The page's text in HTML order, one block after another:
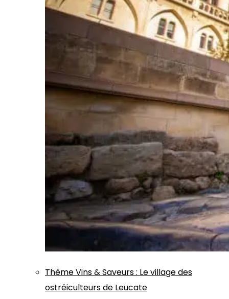
ThèmeVins & Saveurs: Le village des
ostréiculteurs de Leucate